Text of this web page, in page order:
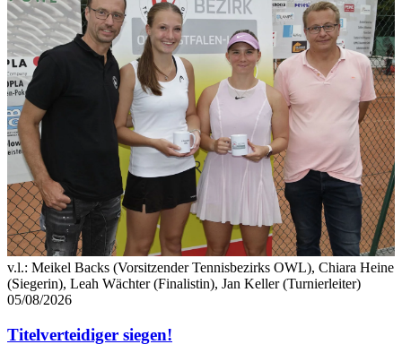
v.l.: Meikel Backs (Vorsitzender Tennisbezirks OWL), Chiara Heine
(Siegerin), Leah Wächter (Finalistin), Jan Keller (Turnierleiter)
05/08/2026
Titelverteidiger siegen!